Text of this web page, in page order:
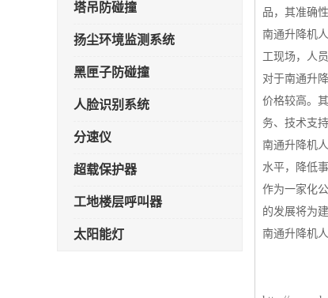
塔吊防碰撞
扬尘环境监测系统
黑匣子防碰撞
人脸识别系统
分速仪
超载保护器
工地楼层呼叫器
太阳能灯
品，其准确
南通升降机
工现场，人
对于南通升
价格较高。
务、技术支
南通升降机
水平，降低
作为一家化
的发展将为
南通升降机